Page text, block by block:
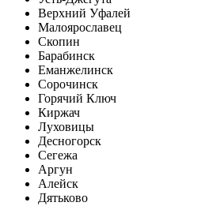
Верхний Уфалей
Малоярославец
Скопин
Барабинск
Еманжелинск
Сорочинск
Горячий Ключ
Киржач
Луховицы
Десногорск
Сегежа
Аргун
Алейск
Дятьково